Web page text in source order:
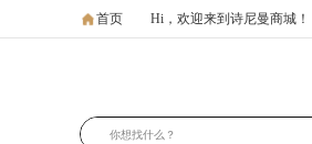
首页 Hi，欢迎来到诗尼曼商城！